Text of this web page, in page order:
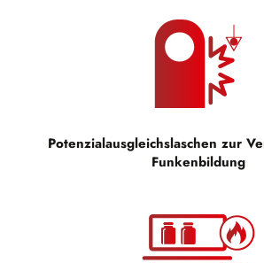
Potenzialausgleichslaschen zur
Funkenbildung